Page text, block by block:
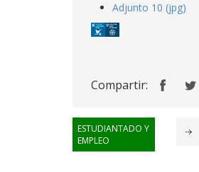
Adjunto 10 (jpg)
Compartir:
ESTUDIANTADO Y
EMPLEO